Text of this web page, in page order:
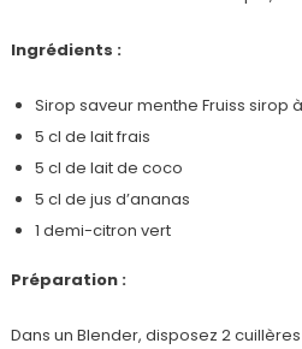
Ingrédients :
Sirop saveur menthe Fruiss sirop
5 cl de lait frais
5 cl de lait de coco
5 cl de jus d’ananas
1 demi-citron vert
Préparation :
Dans un Blender, disposez 2